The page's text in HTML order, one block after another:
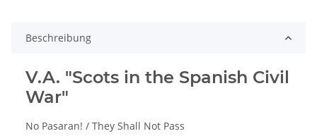
Beschreibung
V.A. "Scots in the Spanish Civil
War"
No Pasaran! / They Shall Not Pass